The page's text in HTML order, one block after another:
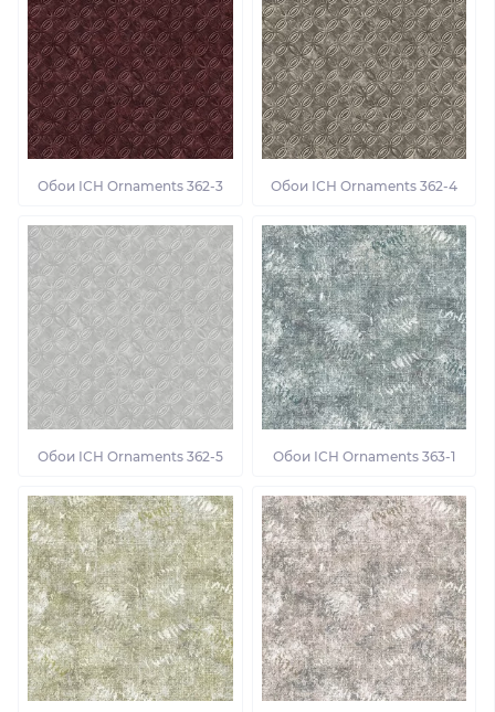
Обои ІСН Ornaments 362-3 Обои ІСН Ornaments 362-4
Обои ІСН Ornaments 362-5 Обои ІСН Ornaments 363-1